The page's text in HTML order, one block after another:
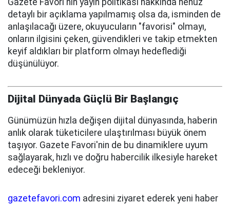
Gazete Favori'nin yayın politikası hakkında henüz
detaylı bir açıklama yapılmamış olsa da, isminden de
anlaşılacağı üzere, okuyucuların "favorisi" olmayı,
onların ilgisini çeken, güvendikleri ve takip etmekten
keyif aldıkları bir platform olmayı hedeflediği
düşünülüyor.
Dijital Dünyada Güçlü Bir Başlangıç
Günümüzün hızla değişen dijital dünyasında, haberin
anlık olarak tüketicilere ulaştırılması büyük önem
taşıyor. Gazete Favori'nin de bu dinamiklere uyum
sağlayarak, hızlı ve doğru habercilik ilkesiyle hareket
edeceği bekleniyor.
gazetefavori.com adresini ziyaret ederek yeni haber